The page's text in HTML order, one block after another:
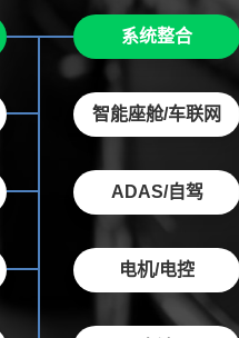
系统整合
智能座舱/车联网
ADAS/自驾
电机/电控